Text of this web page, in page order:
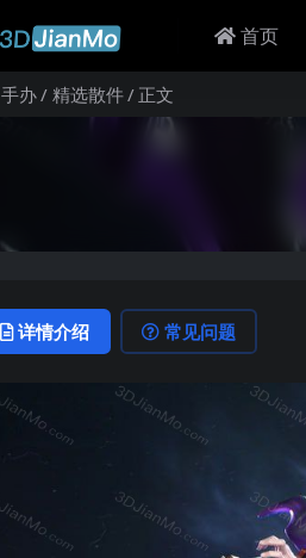
首页
手办 精选散件 正文
详情介绍 常见问题